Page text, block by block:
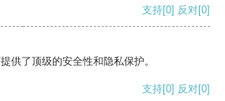
支持[0] 反对[0]
供了顶级的安全性和隐私保护。
支持[0] 反对[0]